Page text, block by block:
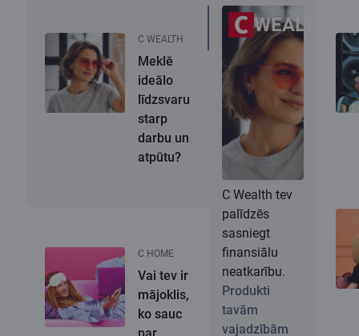
WEALTH
C Wealth tev
palīdzēs
sasniegt
finansiālu
neatkarību.
Produkti
tavām
vajadzībām
C WEALTH
Meklē
ideālo
līdzsvaru
starp
darbu un
atpūtu?
C HOME
Vai tev ir
mājoklis,
ko sauc